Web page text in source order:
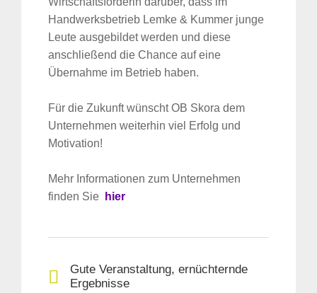
Handwerksbetrieb Lemke & Kummer junge
Leute ausgebildet werden und diese
anschließend die Chance auf eine
Übernahme im Betrieb haben.
Für die Zukunft wünscht OB Skora dem
Unternehmen weiterhin viel Erfolg und
Motivation!
Mehr Informationen zum Unternehmen
finden Sie
hier
Gute Veranstaltung, ernüchternde
Ergebnisse